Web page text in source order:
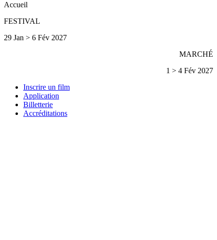
Accueil
FESTIVAL
29 Jan > 6 Fév 2027
MARCHÉ
1 > 4 Fév 2027
Inscrire un film
Application
Billetterie
Accréditations